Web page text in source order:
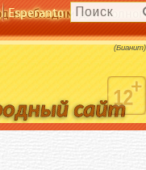
необходим для
Esperanto
Все мое несу с собой.
(Бианит)